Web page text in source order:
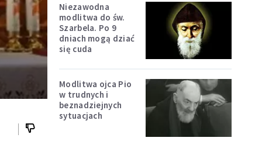
Niezawodna
modlitwa do św.
Szarbela. Po 9
dniach mogą dziać
się cuda
Modlitwa ojca Pio
w trudnych i
beznadziejnych
sytuacjach